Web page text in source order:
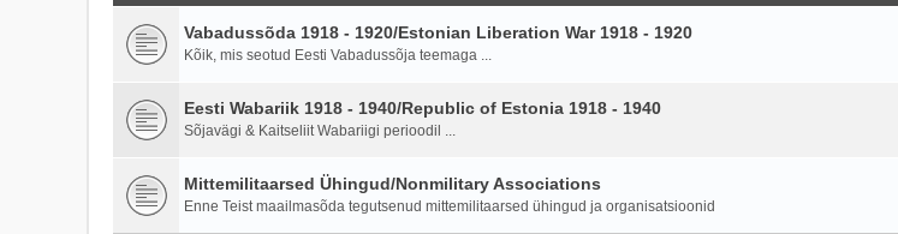
Vabadussõda 1918 - 1920/Estonian Liberation War 1918 - 1920
Kõik, mis seotud Eesti Vabadussõja teemaga ...
Eesti Wabariik 1918 - 1940/Republic of Estonia 1918 - 1940
Sõjavägi & Kaitseliit Wabariigi perioodil ...
Mittemilitaarsed Ühingud/Nonmilitary Associations
Enne Teist maailmasõda tegutsenud mittemilitaarsed ühingud ja organisatsioonid